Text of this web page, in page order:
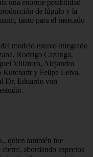
una enorme posibilidad
de lúpulo y la
tanto para el mercado
modelo estuvo integrado
Rodrigo Cazanga,
Villatoro, Alejandro
Kutchartt y Felipe Leiva.
Dr. Eduardo von
quien también fue
abordando aspectos